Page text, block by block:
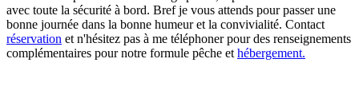
avec toute la sécurité à bord. Bref je vous attends pour passer une
bonne journée dans la bonne humeur et la convivialité. Contact
réservation et n'hésitez pas à me téléphoner pour des renseignements
complémentaires pour notre formule pêche et hébergement.